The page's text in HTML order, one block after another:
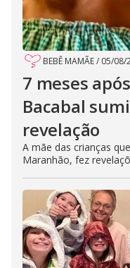
BEBÊ MAMÃE/ 05/08/
7 meses
Bacabal
revelação
A mãe das crianças
Maranhão, fez